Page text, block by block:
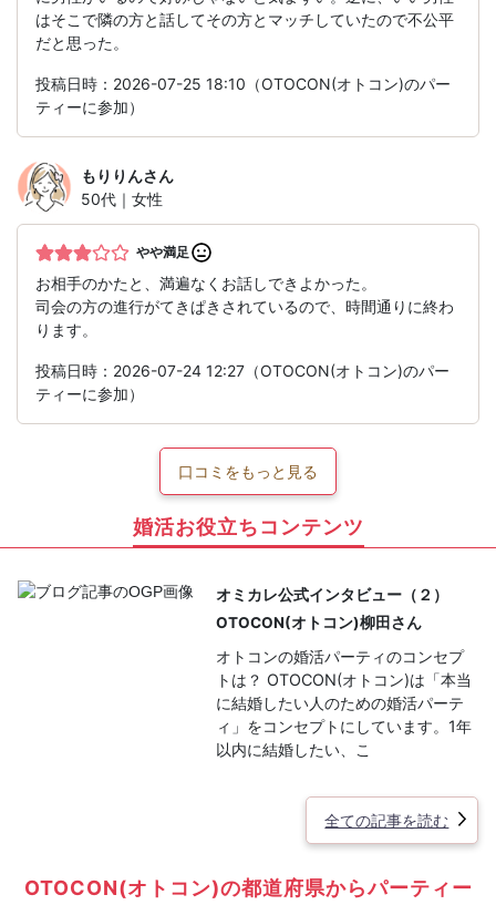
はそこで隣の方と話してその方とマッチしていたので不公平
だと思った。
投稿日時：2026-07-25 18:10（OTOCON(オトコン)のパー
ティーに参加）
もりりんさん
50代｜女性
やや満足
お相手のかたと、満遍なくお話しできよかった。
司会の方の進行がてきぱきされているので、時間通りに終わ
ります。
投稿日時：2026-07-24 12:27（OTOCON(オトコン)のパー
ティーに参加）
口コミをもっと見る
婚活お役立ちコンテンツ
オミカレ公式インタビュー（２）
OTOCON(オトコン)柳田さん
オトコンの婚活パーティのコンセプ
トは？ OTOCON(オトコン)は「本当
に結婚したい人のための婚活パーテ
ィ」をコンセプトにしています。1年
以内に結婚したい、こ
全ての記事を読む
OTOCON(オトコン)の都道府県からパーティー